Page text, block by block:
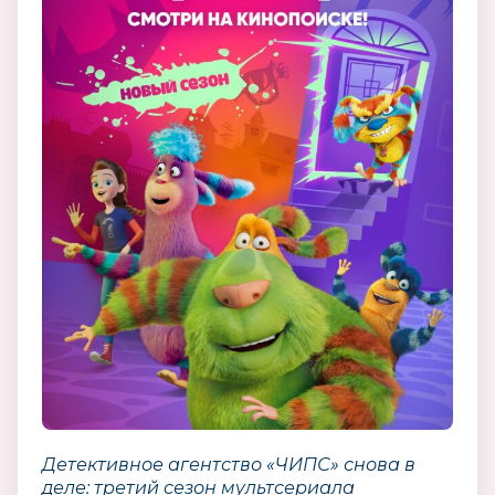
Детективное агентство «ЧИПС» снова в
деле: третий сезон мультсериала